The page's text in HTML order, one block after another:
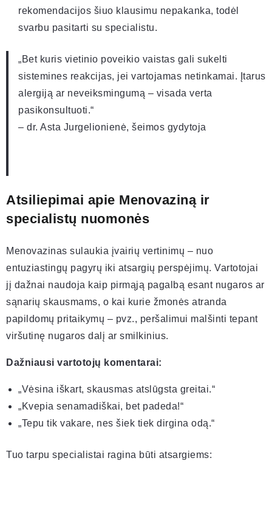
rekomendacijos šiuo klausimu nepakanka, todėl
svarbu pasitarti su specialistu.
„Bet kuris vietinio poveikio vaistas gali sukelti
sistemines reakcijas, jei vartojamas netinkamai. Įtarus
alergiją ar neveiksmingumą – visada verta
pasikonsultuoti.“
– dr. Asta Jurgelionienė, šeimos gydytoja
Atsiliepimai apie Menovaziną ir
specialistų nuomonės
Menovazinas sulaukia įvairių vertinimų – nuo
entuziastingų pagyrų iki atsargių perspėjimų. Vartotojai
jį dažnai naudoja kaip pirmąją pagalbą esant nugaros ar
sąnarių skausmams, o kai kurie žmonės atranda
papildomų pritaikymų – pvz., peršalimui malšinti tepant
viršutinę nugaros dalį ar smilkinius.
Dažniausi vartotojų komentarai:
„Vėsina iškart, skausmas atslūgsta greitai.“
„Kvepia senamadiškai, bet padeda!“
„Tepu tik vakare, nes šiek tiek dirgina odą.“
Tuo tarpu specialistai ragina būti atsargiems: